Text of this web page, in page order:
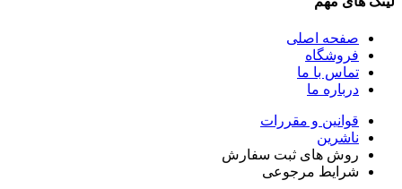
صفحه اصلی
فروشگاه
تماس با ما
درباره ما
قوانین و مقررات
ناشرین
روش های ثبت سفارش
شرایط مرجوعی